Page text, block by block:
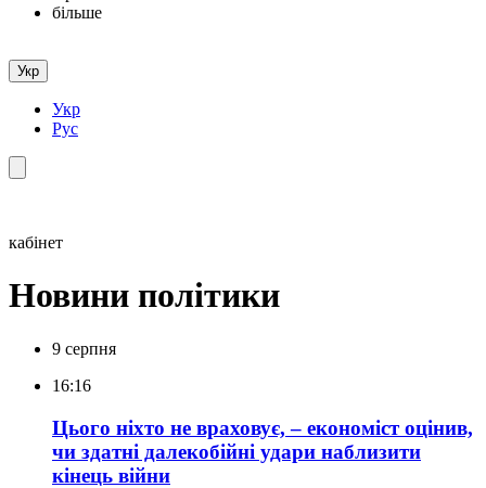
більше
Укр
Укр
Рус
кабінет
Новини політики
9 серпня
16:16
Цього ніхто не враховує, – економіст оцінив,
чи здатні далекобійні удари наблизити
кінець війни